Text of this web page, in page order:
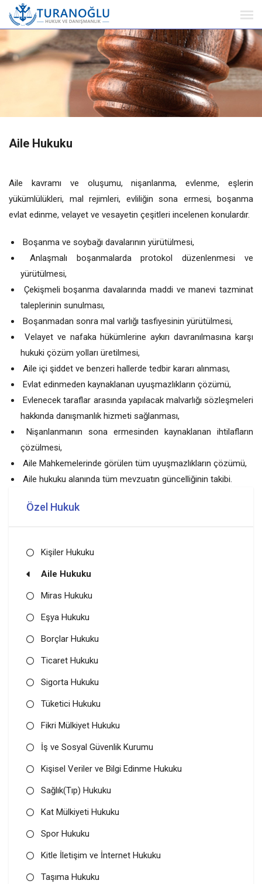
Aile Hukuku
Aile kavramı ve oluşumu, nişanlanma, evlenme, eşlerin
yükümlülükleri, mal rejimleri, evliliğin sona ermesi, boşanma
evlat edinme, velayet ve vesayetin çeşitleri incelenen konulardır.
Boşanma ve soybağı davalarının yürütülmesi,
Anlaşmalı boşanmalarda protokol düzenlenmesi ve
yürütülmesi,
Çekişmeli boşanma davalarında maddi ve manevi tazminat
taleplerinin sunulması,
Boşanmadan sonra mal varlığı tasfiyesinin yürütülmesi,
Velayet ve nafaka hükümlerine aykırı davranılmasına karşı
hukuki çözüm yolları üretilmesi,
Aile içi şiddet ve benzeri hallerde tedbir kararı alınması,
Evlat edinmeden kaynaklanan uyuşmazlıkların çözümü,
Evlenecek taraflar arasında yapılacak malvarlığı sözleşmeleri
hakkında danışmanlık hizmeti sağlanması,
Nişanlanmanın sona ermesinden kaynaklanan ihtilafların
çözülmesi,
Aile Mahkemelerinde görülen tüm uyuşmazlıkların çözümü,
Aile hukuku alanında tüm mevzuatın güncelliğinin takibi.
Özel Hukuk
Kişiler Hukuku
Aile Hukuku
Miras Hukuku
Eşya Hukuku
Borçlar Hukuku
Ticaret Hukuku
Sigorta Hukuku
Tüketici Hukuku
Fikri Mülkiyet Hukuku
İş ve Sosyal Güvenlik Kurumu
Kişisel Veriler ve Bilgi Edinme Hukuku
Sağlık(Tıp) Hukuku
Kat Mülkiyeti Hukuku
Spor Hukuku
Kitle İletişim ve İnternet Hukuku
Taşıma Hukuku